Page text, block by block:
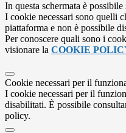
In questa schermata è
I cookie necessari sono quelli
piattaforma e non è possibile
Per conoscere quali sono i
visionare la COOKIE
Cookie necessari per il
I cookie necessari per il
disabilitati. È possibile
policy.